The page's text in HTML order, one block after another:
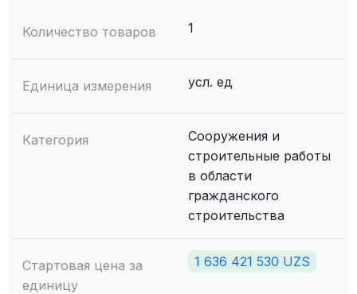
Количество товаров 1
Единица измерения усл. ед
Категория
Сооружения и
строительные работы
в области
гражданского
строительства
Стартовая цена за
единицу
1 636 421 530 UZS